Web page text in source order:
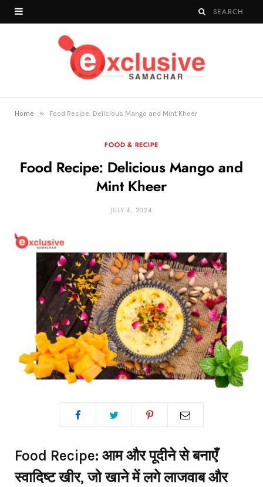
Home » Food Recipe: Delicious Mango and Mint Kheer
FOOD & RECIPE
Food Recipe: Delicious Mango and
Mint Kheer
JULY 4, 2024
Food Recipe: आम और पूदीने से बनाएँ
स्वादिष्ट खीर, जो खाने में लगे लाजवाब और